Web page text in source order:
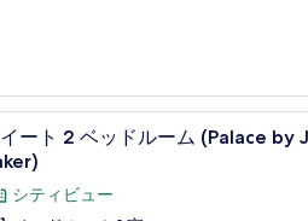
エジプト綿
7 ート 2 ベッドルーム (Palace by
シティビュー